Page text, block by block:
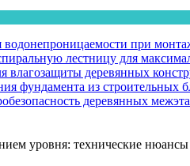
при
лестницу для
влагозащиты деревянных
фундамента из строительных
деревянных
уровня: технические нюансы